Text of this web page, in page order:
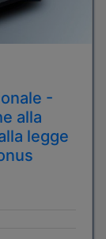
-
alla
legge